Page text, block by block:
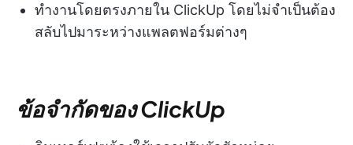
ทำงานโดยตรงภายใน ClickUp โดยไม่จำเป็นต้อง
สลับไปมาระหว่างแพลตฟอร์มต่างๆ
ข้อจำกัดของ ClickUp